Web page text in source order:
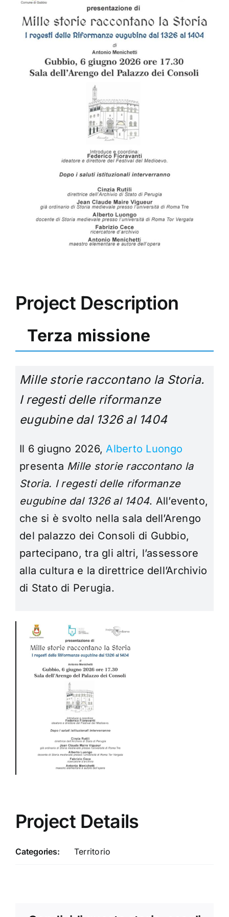
Image
Project Description
Terza missione
Mille storie raccontano la Storia.
I regesti delle riformanze
eugubine dal 1326 al 1404
Il 6 giugno 2026, Alberto Luongo
presenta Mille storie raccontano la
Storia. I regesti delle riformanze
eugubine dal 1326 al 1404. All’evento,
che si è svolto nella sala dell’Arengo
del palazzo dei Consoli di Gubbio,
partecipano, tra gli altri, l’assessore
alla cultura e la direttrice dell’Archivio
di Stato di Perugia.
Project Details
Categories: Territorio